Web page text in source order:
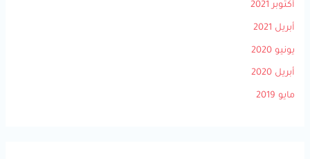
أكتوبر 2021
أبريل 2021
يونيو 2020
أبريل 2020
مايو 2019